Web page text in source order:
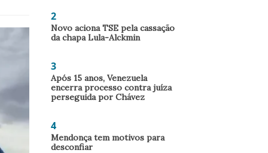
2
Novo aciona TSE pela cassação
da chapa Lula-Alckmin
3
Após 15 anos, Venezuela
encerra processo contra juíza
perseguida por Chávez
4
Mendonça tem motivos para
desconfiar